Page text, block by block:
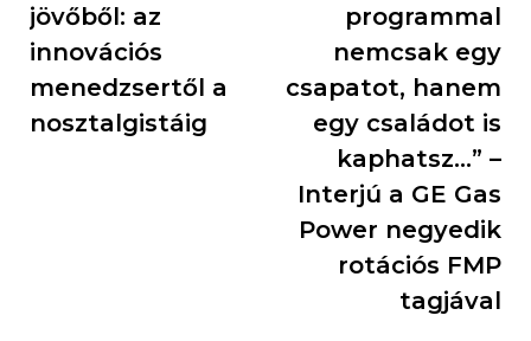
jövőből: az
innovációs
menedzsertől a
nosztalgistáig
programmal
nemcsak egy
csapatot, hanem
egy családot is
kaphatsz…” –
Interjú a GE Gas
Power negyedik
rotációs FMP
tagjával